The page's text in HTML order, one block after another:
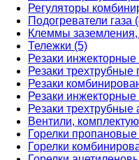
Регуляторы
Подогреватели газа
Клеммы
Тележки (5)
Резаки
Резаки
Резаки
Резаки
Резаки
Вентили,
Горелки пропановые
Горелки